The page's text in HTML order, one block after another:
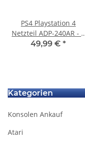
PS4 Playstation 4
Netzteil ADP-240AR - 5
Pin Version für PS4 CUH-
49,99 € *
Kategorien
Konsolen Ankauf
Atari